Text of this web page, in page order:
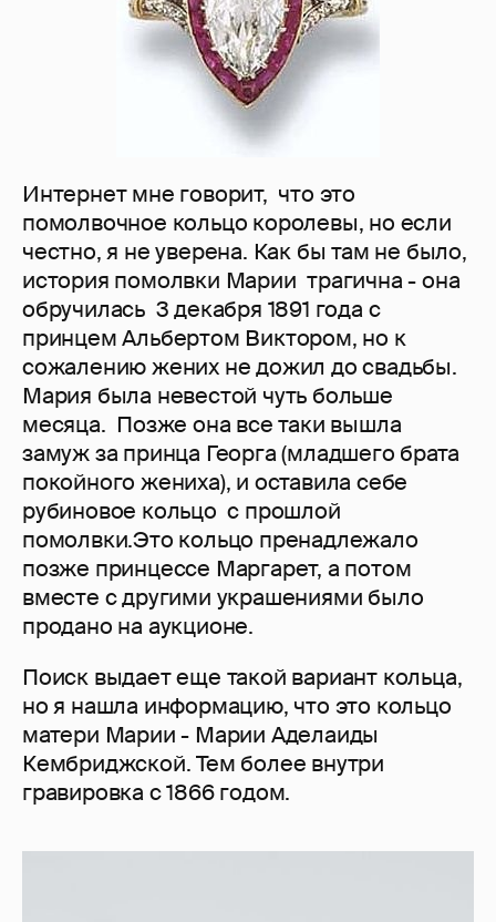
Интернет мне говорит, что это
помолвочное кольцо королевы, но если
честно, я не уверена. Как бы там не было,
история помолвки Марии трагична - она
обручилась 3 декабря 1891 года с
принцем Альбертом Виктором, но к
сожалению жених не дожил до свадьбы.
Мария была невестой чуть больше
месяца. Позже она все таки вышла
замуж за принца Георга (младшего брата
покойного жениха), и оставила себе
рубиновое кольцо с прошлой
помолвки.Это кольцо пренадлежало
позже принцессе Маргарет, а потом
вместе с другими украшениями было
продано на аукционе.
Поиск выдает еще такой вариант кольца,
но я нашла информацию, что это кольцо
матери Марии - Марии Аделаиды
Кембриджской. Тем более внутри
гравировка с 1866 годом.